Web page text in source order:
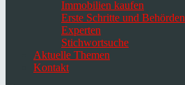
Immobilien kaufen
Erste Schritte und Behörden
Experten
Stichwortsuche
Aktuelle Themen
Kontakt